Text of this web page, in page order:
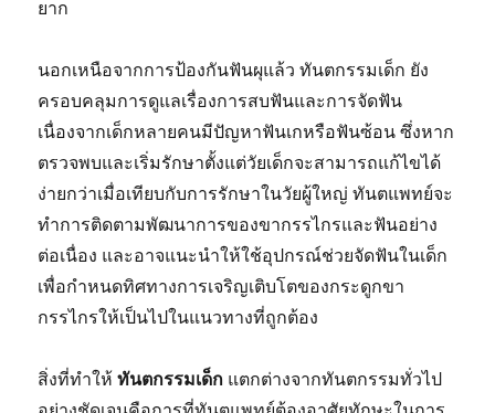
ยาก
นอกเหนือจากการป้องกันฟันผุแล้ว ทันตกรรมเด็ก ยัง
ครอบคลุมการดูแลเรื่องการสบฟันและการจัดฟัน
เนื่องจากเด็กหลายคนมีปัญหาฟันเกหรือฟันซ้อน ซึ่งหาก
ตรวจพบและเริ่มรักษาตั้งแต่วัยเด็กจะสามารถแก้ไขได้
ง่ายกว่าเมื่อเทียบกับการรักษาในวัยผู้ใหญ่ ทันตแพทย์จะ
ทำการติดตามพัฒนาการของขากรรไกรและฟันอย่าง
ต่อเนื่อง และอาจแนะนำให้ใช้อุปกรณ์ช่วยจัดฟันในเด็ก
เพื่อกำหนดทิศทางการเจริญเติบโตของกระดูกขา
กรรไกรให้เป็นไปในแนวทางที่ถูกต้อง
สิ่งที่ทำให้ทันตกรรมเด็ก แตกต่างจากทันตกรรมทั่วไป